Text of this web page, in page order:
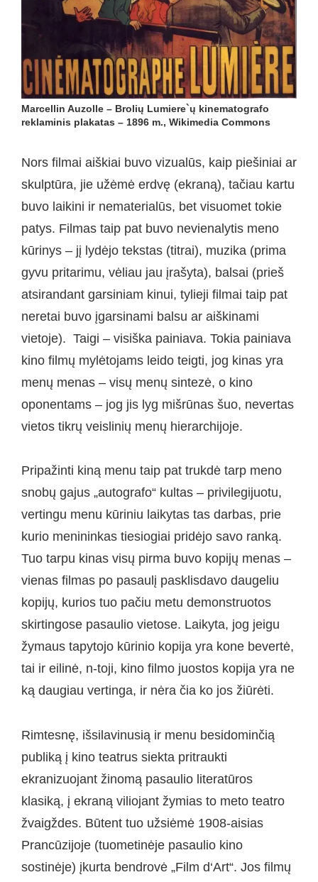
Marcellin Auzolle – Brolių Lumiere`ų kinematografo
reklaminis plakatas – 1896 m., Wikimedia Commons
Nors filmai aiškiai buvo vizualūs, kaip piešiniai ar
skulptūra, jie užėmė erdvę (ekraną), tačiau kartu
buvo laikini ir nematerialūs, bet visuomet tokie
patys. Filmas taip pat buvo nevienalytis meno
kūrinys – jį lydėjo tekstas (titrai), muzika (prima
gyvu pritarimu, vėliau jau įrašyta), balsai (prieš
atsirandant garsiniam kinui, tylieji filmai taip pat
neretai buvo įgarsinami balsu ar aiškinami
vietoje). Taigi – visiška painiava. Tokia painiava
kino filmų mylėtojams leido teigti, jog kinas yra
menų menas – visų menų sintezė, o kino
oponentams – jog jis lyg mišrūnas šuo, nevertas
vietos tikrų veislinių menų hierarchijoje.
Pripažinti kiną menu taip pat trukdė tarp meno
snobų gajus „autografo“ kultas – privilegijuotu,
vertingu menu kūriniu laikytas tas darbas, prie
kurio menininkas tiesiogiai pridėjo savo ranką.
Tuo tarpu kinas visų pirma buvo kopijų menas –
vienas filmas po pasaulį pasklisdavo daugeliu
kopijų, kurios tuo pačiu metu demonstruotos
skirtingose pasaulio vietose. Laikyta, jog jeigu
žymaus tapytojo kūrinio kopija yra kone bevertė,
tai ir eilinė, n-toji, kino filmo juostos kopija yra ne
ką daugiau vertinga, ir nėra čia ko jos žiūrėti.
Rimtesnę, išsilavinusią ir menu besidominčią
publiką į kino teatrus siekta pritraukti
ekranizuojant žinomą pasaulio literatūros
klasiką, į ekraną viliojant žymias to meto teatro
žvaigždes. Būtent tuo užsiėmė 1908-aisias
Prancūzijoje (tuometinėje pasaulio kino
sostinėje) įkurta bendrovė „Film d‘Art“. Jos filmų